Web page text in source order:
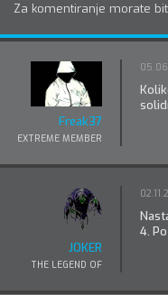
Za komentiranje morate
Freak37
EXTREME MEMBER
JOKER
THE LEGEND OF
4.